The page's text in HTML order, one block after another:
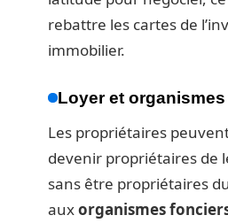
rebattre les cartes de
immobilier.
Loyer et
Les propriétaires
devenir propriétaires de
sans être propriétaires
auxorganismes